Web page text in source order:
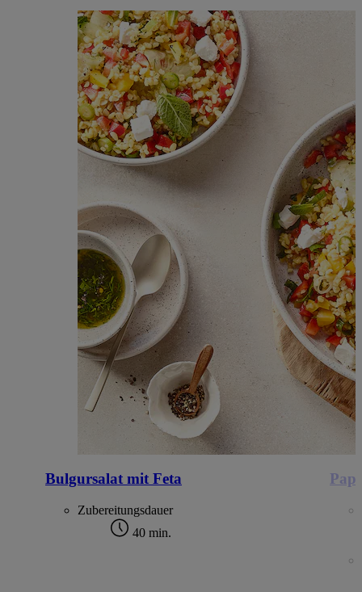
Bulgursalat mit Feta
Zubereitungsdauer
40 min.